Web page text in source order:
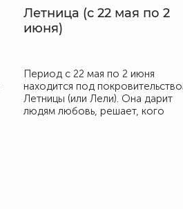
Летница (с 22 мая по 2
июня)
Период с 22 мая по 2 июня
находится под
Летницы (или Лели). Она дарит
людям любовь, решает, кого